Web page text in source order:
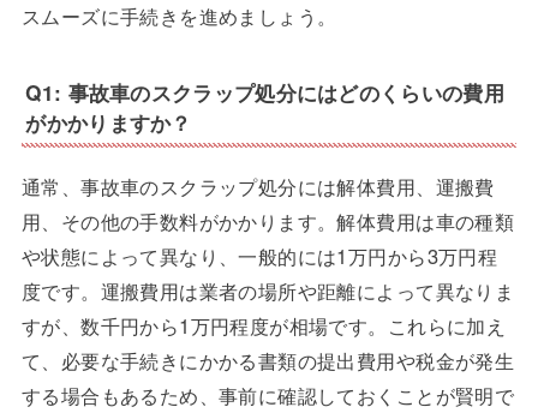
スムーズに手続きを進めましょう。
Q1: 事故車のスクラップ処分にはどのくらいの費用
がかかりますか？
通常、事故車のスクラップ処分には解体費用、運搬費
用、その他の手数料がかかります。解体費用は車の種類
や状態によって異なり、一般的には1万円から3万円程
度です。運搬費用は業者の場所や距離によって異なりま
すが、数千円から1万円程度が相場です。これらに加え
て、必要な手続きにかかる書類の提出費用や税金が発生
する場合もあるため、事前に確認しておくことが賢明で